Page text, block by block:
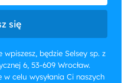
się
będzie Selsey sp. z
6, 53-609 Wrocław.
celu wysyłania Ci naszych